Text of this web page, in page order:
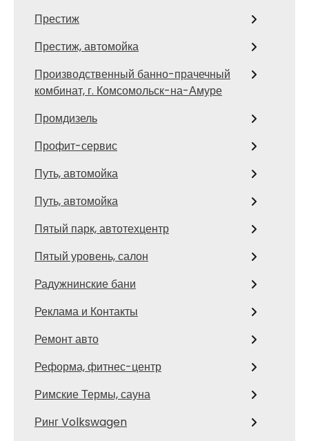
Престиж
Престиж, автомойка
Производственный банно-прачечный
комбинат, г. Комсомольск-на-Амуре
Промдизель
Профит-сервис
Путь, автомойка
Путь, автомойка
Пятый парк, автотехцентр
Пятый уровень, салон
Радужнинские бани
Реклама и Контакты
Ремонт авто
Реформа, фитнес-центр
Римские Термы, сауна
Ринг Volkswagen